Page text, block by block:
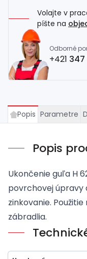
Volajte v
píšte na
Odborné
+421 347
Popis Parametre
Popis
Ukončenie guľa H
povrchovej úpravy
zinkovanie.
zábradlia.